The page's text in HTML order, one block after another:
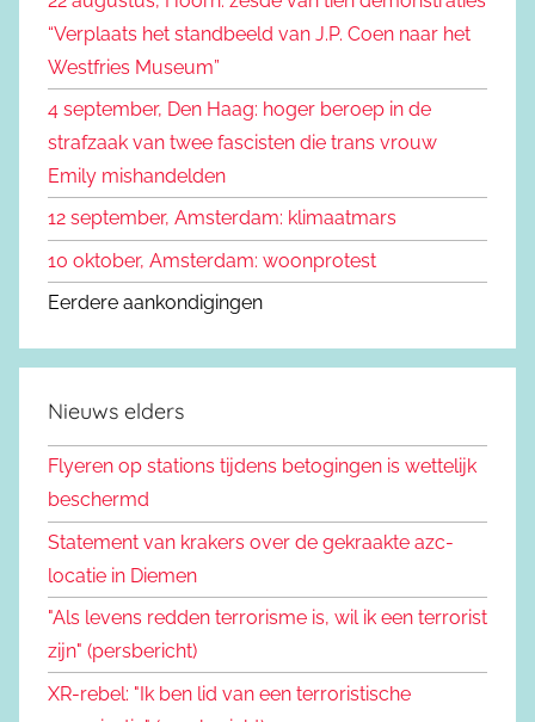
a
:
“Verplaats het standbeeld van J.P. Coen naar het
Westfries Museum”
4 september, Den Haag: hoger beroep in de
strafzaak van twee fascisten die trans vrouw
Emily mishandelden
12 september, Amsterdam: klimaatmars
10 oktober, Amsterdam: woonprotest
Eerdere aankondigingen
Nieuws elders
Flyeren op stations tijdens betogingen is wettelijk
beschermd
Statement van krakers over de gekraakte azc-
locatie in Diemen
"Als levens redden terrorisme is, wil ik een terrorist
zijn" (persbericht)
XR-rebel: "Ik ben lid van een terroristische